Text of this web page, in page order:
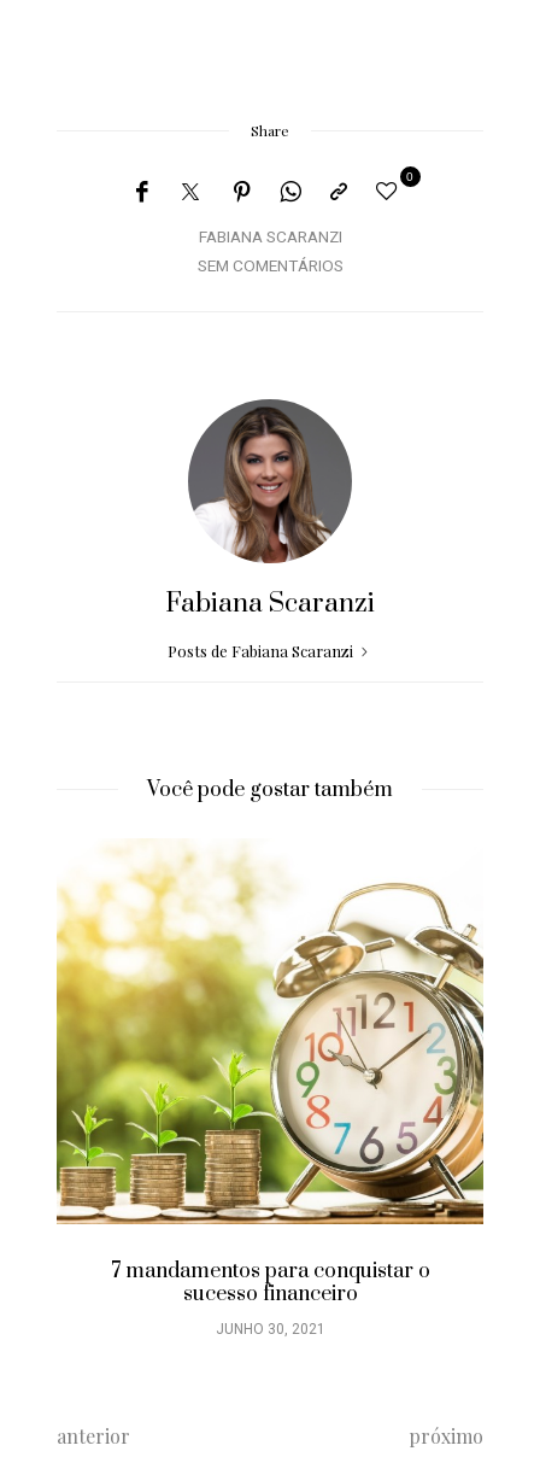
Share
FABIANA SCARANZI
0
SEM COMENTÁRIOS
Fabiana Scaranzi
Posts de Fabiana Scaranzi
Você pode gostar também
7 mandamentos para conquistar o
sucesso financeiro
JUNHO 30, 2021
anterior próximo